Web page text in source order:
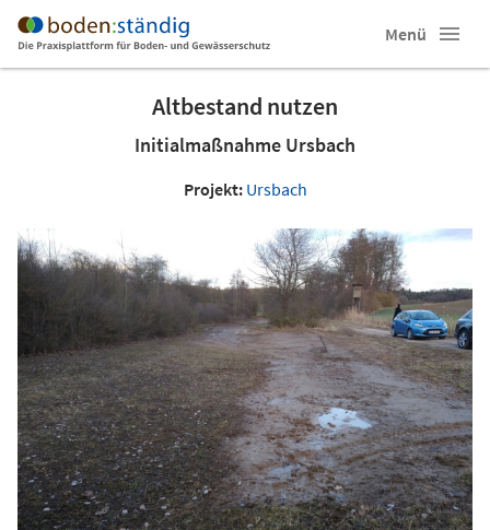
Menü
Altbestand nutzen
Initialmaßnahme Ursbach
Projekt: Ursbach